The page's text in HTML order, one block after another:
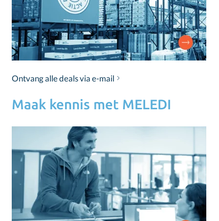
Ontvang alle deals via e-mail
Maak kennis met MELEDI